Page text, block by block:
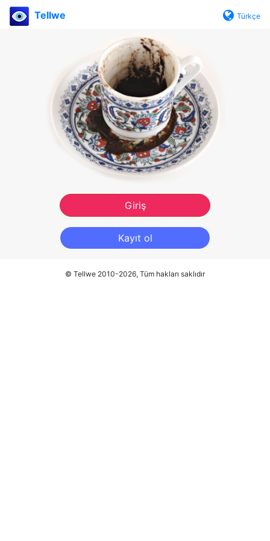
Tellwe Türkçe
Giriş
Kayıt ol
© Tellwe 2010-2026, Tüm hakları saklıdır